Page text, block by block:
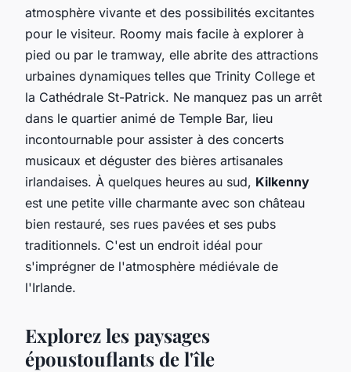
atmosphère vivante et des possibilités excitantes
pour le visiteur. Roomy mais facile à explorer à
pied ou par le tramway, elle abrite des attractions
urbaines dynamiques telles que Trinity College et
la Cathédrale St-Patrick. Ne manquez pas un arrêt
dans le quartier animé de Temple Bar, lieu
incontournable pour assister à des concerts
musicaux et déguster des bières artisanales
irlandaises. À quelques heures au sud, Kilkenny
est une petite ville charmante avec son château
bien restauré, ses rues pavées et ses pubs
traditionnels. C'est un endroit idéal pour
s'imprégner de l'atmosphère médiévale de
l'Irlande.
Explorez les paysages
époustouflants de l'île